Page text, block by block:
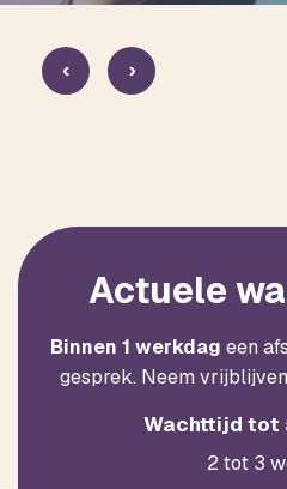
‹ ›
Actuele
Binnen 1 werkdag een
gesprek. Neem
Wachttijd tot
2 tot 3